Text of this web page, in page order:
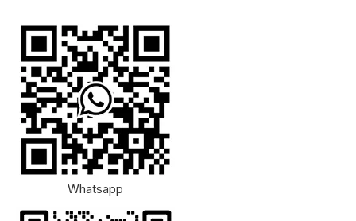
Whatsapp